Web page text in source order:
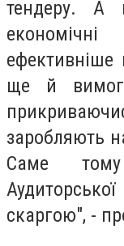
тендеру. А
ефективніше
ще й
заробляють
Саме
скаргою", -